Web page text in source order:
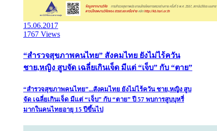
15.06.2017
1767 Views
“สำรวจสุขภาพคนไทย” สังคมไทย ยังไม่ไร้ควัน
ชาย,หญิง สูบจัด เฉลี่ยเกินเจ็ด มีแต่ “เจ็บ” กับ “ตาย”
“สำรวจสุขภาพคนไทย”...สังคมไทย ยังไม่ไร้ควัน ชาย,หญิง สูบ
จัด เฉลี่ยเกินเจ็ด มีแต่ “เจ็บ” กับ “ตาย” ปี 57 พบการสูบบุหรี่
มากในคนไทยอายุ 15 ปีขึ้นไป